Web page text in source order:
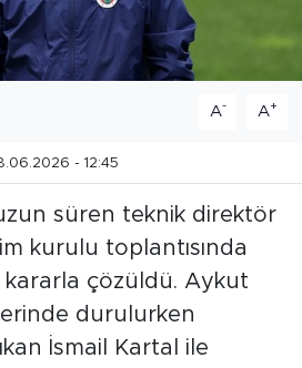
A- A+
- 12:45
süren teknik direktör
kurulu toplantısında
kararla çözüldü. Aykut
durulurken
İsmail Kartal ile